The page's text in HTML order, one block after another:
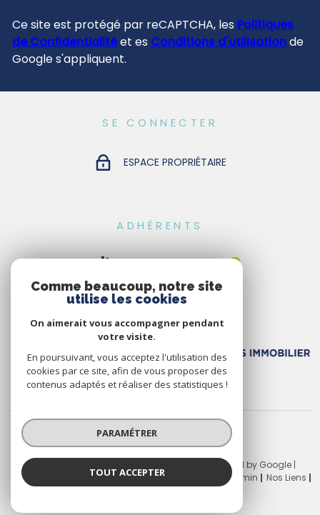
Ce site est protégé par reCAPTCHA, les Politiques
de Confidentialitéet es Conditions d'utilisationde
Google s'appliquent.
SE CONNECTER
ESPACE PROPRIÉTAIRE
ADHÉRENTS
© 2026 | Tous droits réservés | Traduction powered by Google |
Nos Honoraires
Plan Du Site Mentions Légales Admin
Nos Liens
Politique RGPD
Cookies
Comme beaucoup, notre site
utilise les cookies
On aimerait vous accompagner pendant
votre visite.
En poursuivant, vous acceptez l'utilisation des
cookies par ce site, afin de vous proposer des
contenus adaptés et réaliser des statistiques !
PARAMÉTRER
TOUT ACCEPTER